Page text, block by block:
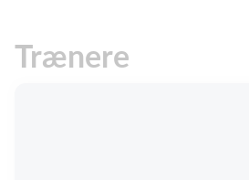
Trænere